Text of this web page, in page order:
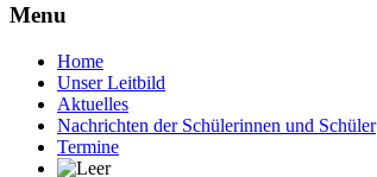
Menu
Home
Unser Leitbild
Aktuelles
Nachrichten der Schülerinnen und Schüler
Termine